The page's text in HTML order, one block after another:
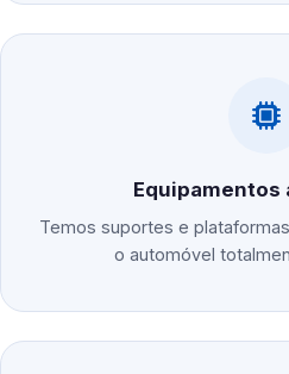
Equipamentos
Temos suportes e
o automóvel